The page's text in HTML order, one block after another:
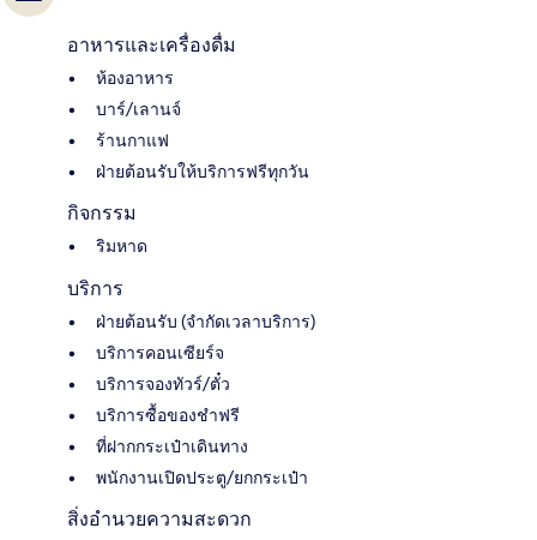
อาหารและเครื่องดื่ม
ห้องอาหาร
บาร์/เลานจ์
ร้านกาแฟ
ฝ่ายต้อนรับให้บริการฟรีทุกวัน
กิจกรรม
ริมหาด
บริการ
ฝ่ายต้อนรับ (จำกัดเวลาบริการ)
บริการคอนเซียร์จ
บริการจองทัวร์/ตั๋ว
บริการซื้อของชำฟรี
ที่ฝากกระเป๋าเดินทาง
พนักงานเปิดประตู/ยกกระเป๋า
สิ่งอำนวยความสะดวก